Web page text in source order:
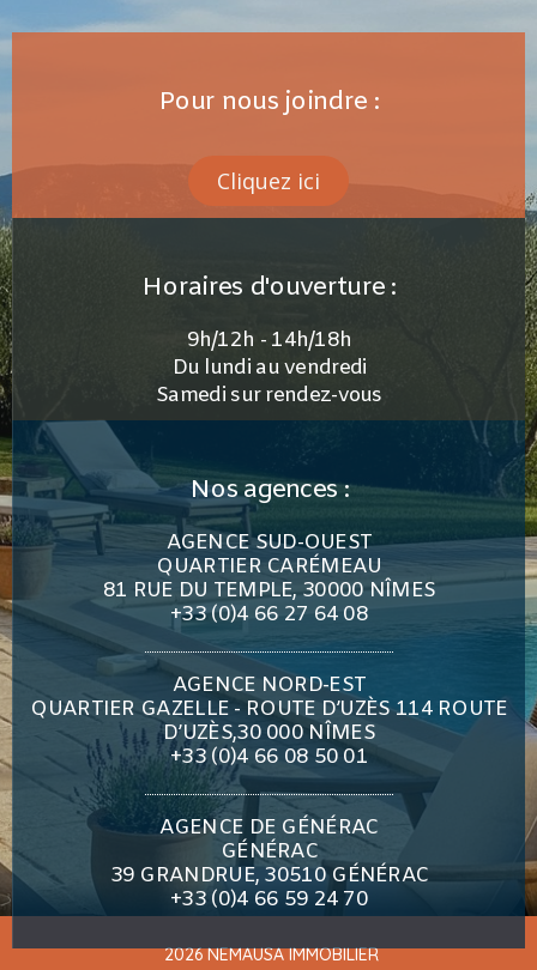
Pour nous joindre :
Cliquez ici
Horaires d'ouverture :
9h/12h - 14h/18h
Du lundi au vendredi
Samedi sur rendez-vous
Nos agences :
AGENCE SUD-OUEST
QUARTIER CARÉMEAU
81 RUE DU TEMPLE, 30000 NÎMES
+33 (0)4 66 27 64 08
AGENCE NORD-EST
QUARTIER GAZELLE - ROUTE D’UZÈS 114 ROUTE
D’UZÈS,30 000 NÎMES
+33 (0)4 66 08 50 01
AGENCE DE GÉNÉRAC
GÉNÉRAC
39 GRANDRUE, 30510 GÉNÉRAC
+33 (0)4 66 59 24 70
2026 NEMAUSA IMMOBILIER